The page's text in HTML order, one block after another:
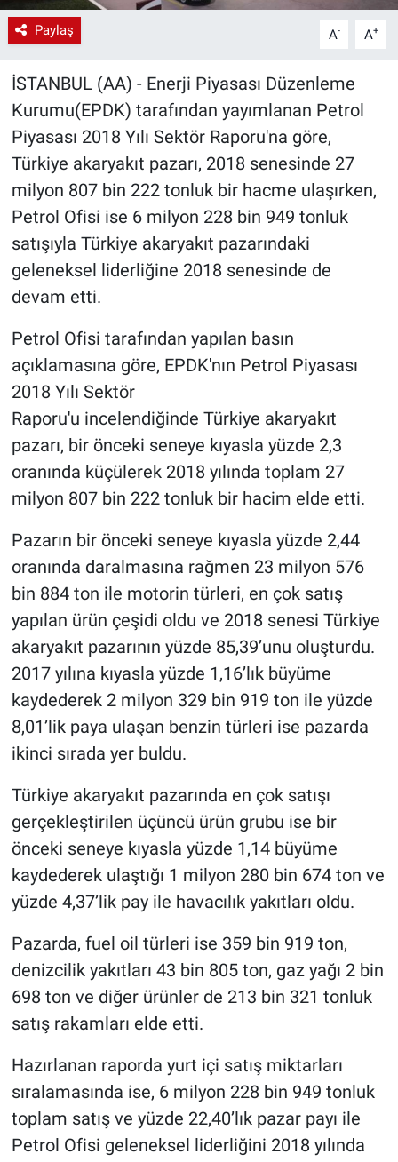
Paylaş A- A+
İSTANBUL (AA) - Enerji Piyasası Düzenleme
Kurumu(EPDK) tarafından yayımlanan Petrol
Piyasası 2018 Yılı Sektör Raporu'na göre,
Türkiye akaryakıt pazarı, 2018 senesinde 27
milyon 807 bin 222 tonluk bir hacme ulaşırken,
Petrol Ofisi ise 6 milyon 228 bin 949 tonluk
satışıyla Türkiye akaryakıt pazarındaki
geleneksel liderliğine 2018 senesinde de
devam etti.
Petrol Ofisi tarafından yapılan basın
açıklamasına göre, EPDK'nın Petrol Piyasası
2018 Yılı Sektör
Raporu'u incelendiğinde Türkiye akaryakıt
pazarı, bir önceki seneye kıyasla yüzde 2,3
oranında küçülerek 2018 yılında toplam 27
milyon 807 bin 222 tonluk bir hacim elde etti.
Pazarın bir önceki seneye kıyasla yüzde 2,44
oranında daralmasına rağmen 23 milyon 576
bin 884 ton ile motorin türleri, en çok satış
yapılan ürün çeşidi oldu ve 2018 senesi Türkiye
akaryakıt pazarının yüzde 85,39’unu oluşturdu.
2017 yılına kıyasla yüzde 1,16’lık büyüme
kaydederek 2 milyon 329 bin 919 ton ile yüzde
8,01’lik paya ulaşan benzin türleri ise pazarda
ikinci sırada yer buldu.
Türkiye akaryakıt pazarında en çok satışı
gerçekleştirilen üçüncü ürün grubu ise bir
önceki seneye kıyasla yüzde 1,14 büyüme
kaydederek ulaştığı 1 milyon 280 bin 674 ton ve
yüzde 4,37’lik pay ile havacılık yakıtları oldu.
Pazarda, fuel oil türleri ise 359 bin 919 ton,
denizcilik yakıtları 43 bin 805 ton, gaz yağı 2 bin
698 ton ve diğer ürünler de 213 bin 321 tonluk
satış rakamları elde etti.
Hazırlanan raporda yurt içi satış miktarları
sıralamasında ise, 6 milyon 228 bin 949 tonluk
toplam satış ve yüzde 22,40’lık pazar payı ile
Petrol Ofisi geleneksel liderliğini 2018 yılında